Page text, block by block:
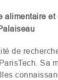
alimentaire
de
Sa